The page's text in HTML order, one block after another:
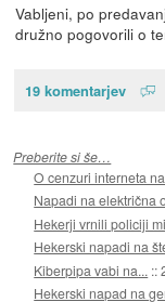
Vabljeni, po
družno pogovorili o
19 komentarjev
Preberite si še…
O cenzuri interneta
Napadi na električna
Hekerji vrnili policiji
Hekerski napadi na
Kiberpipa vabi na... ::
Hekerski napad na